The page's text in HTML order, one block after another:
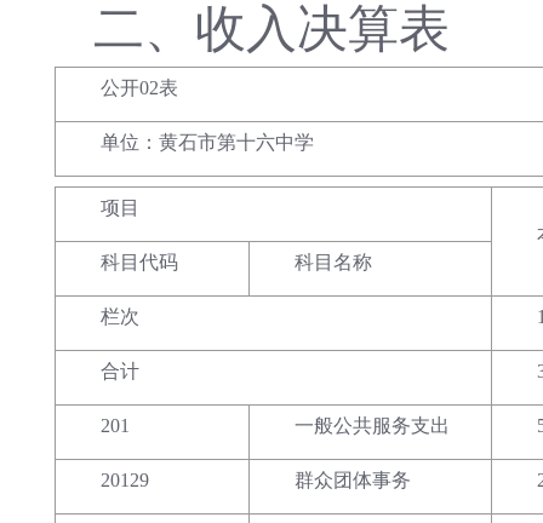
二、 收入决算表
公开02表
单位：黄石市第十六中学
项目
科目代码
科目名称
栏次
合计
201 一般公共服务支出
20129 群众团体事务